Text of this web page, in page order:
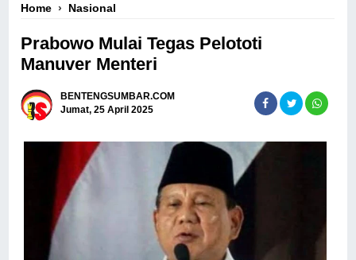
Home › Nasional
Prabowo Mulai Tegas Pelototi
Manuver Menteri
BENTENGSUMBAR.COM
Jumat, 25 April 2025